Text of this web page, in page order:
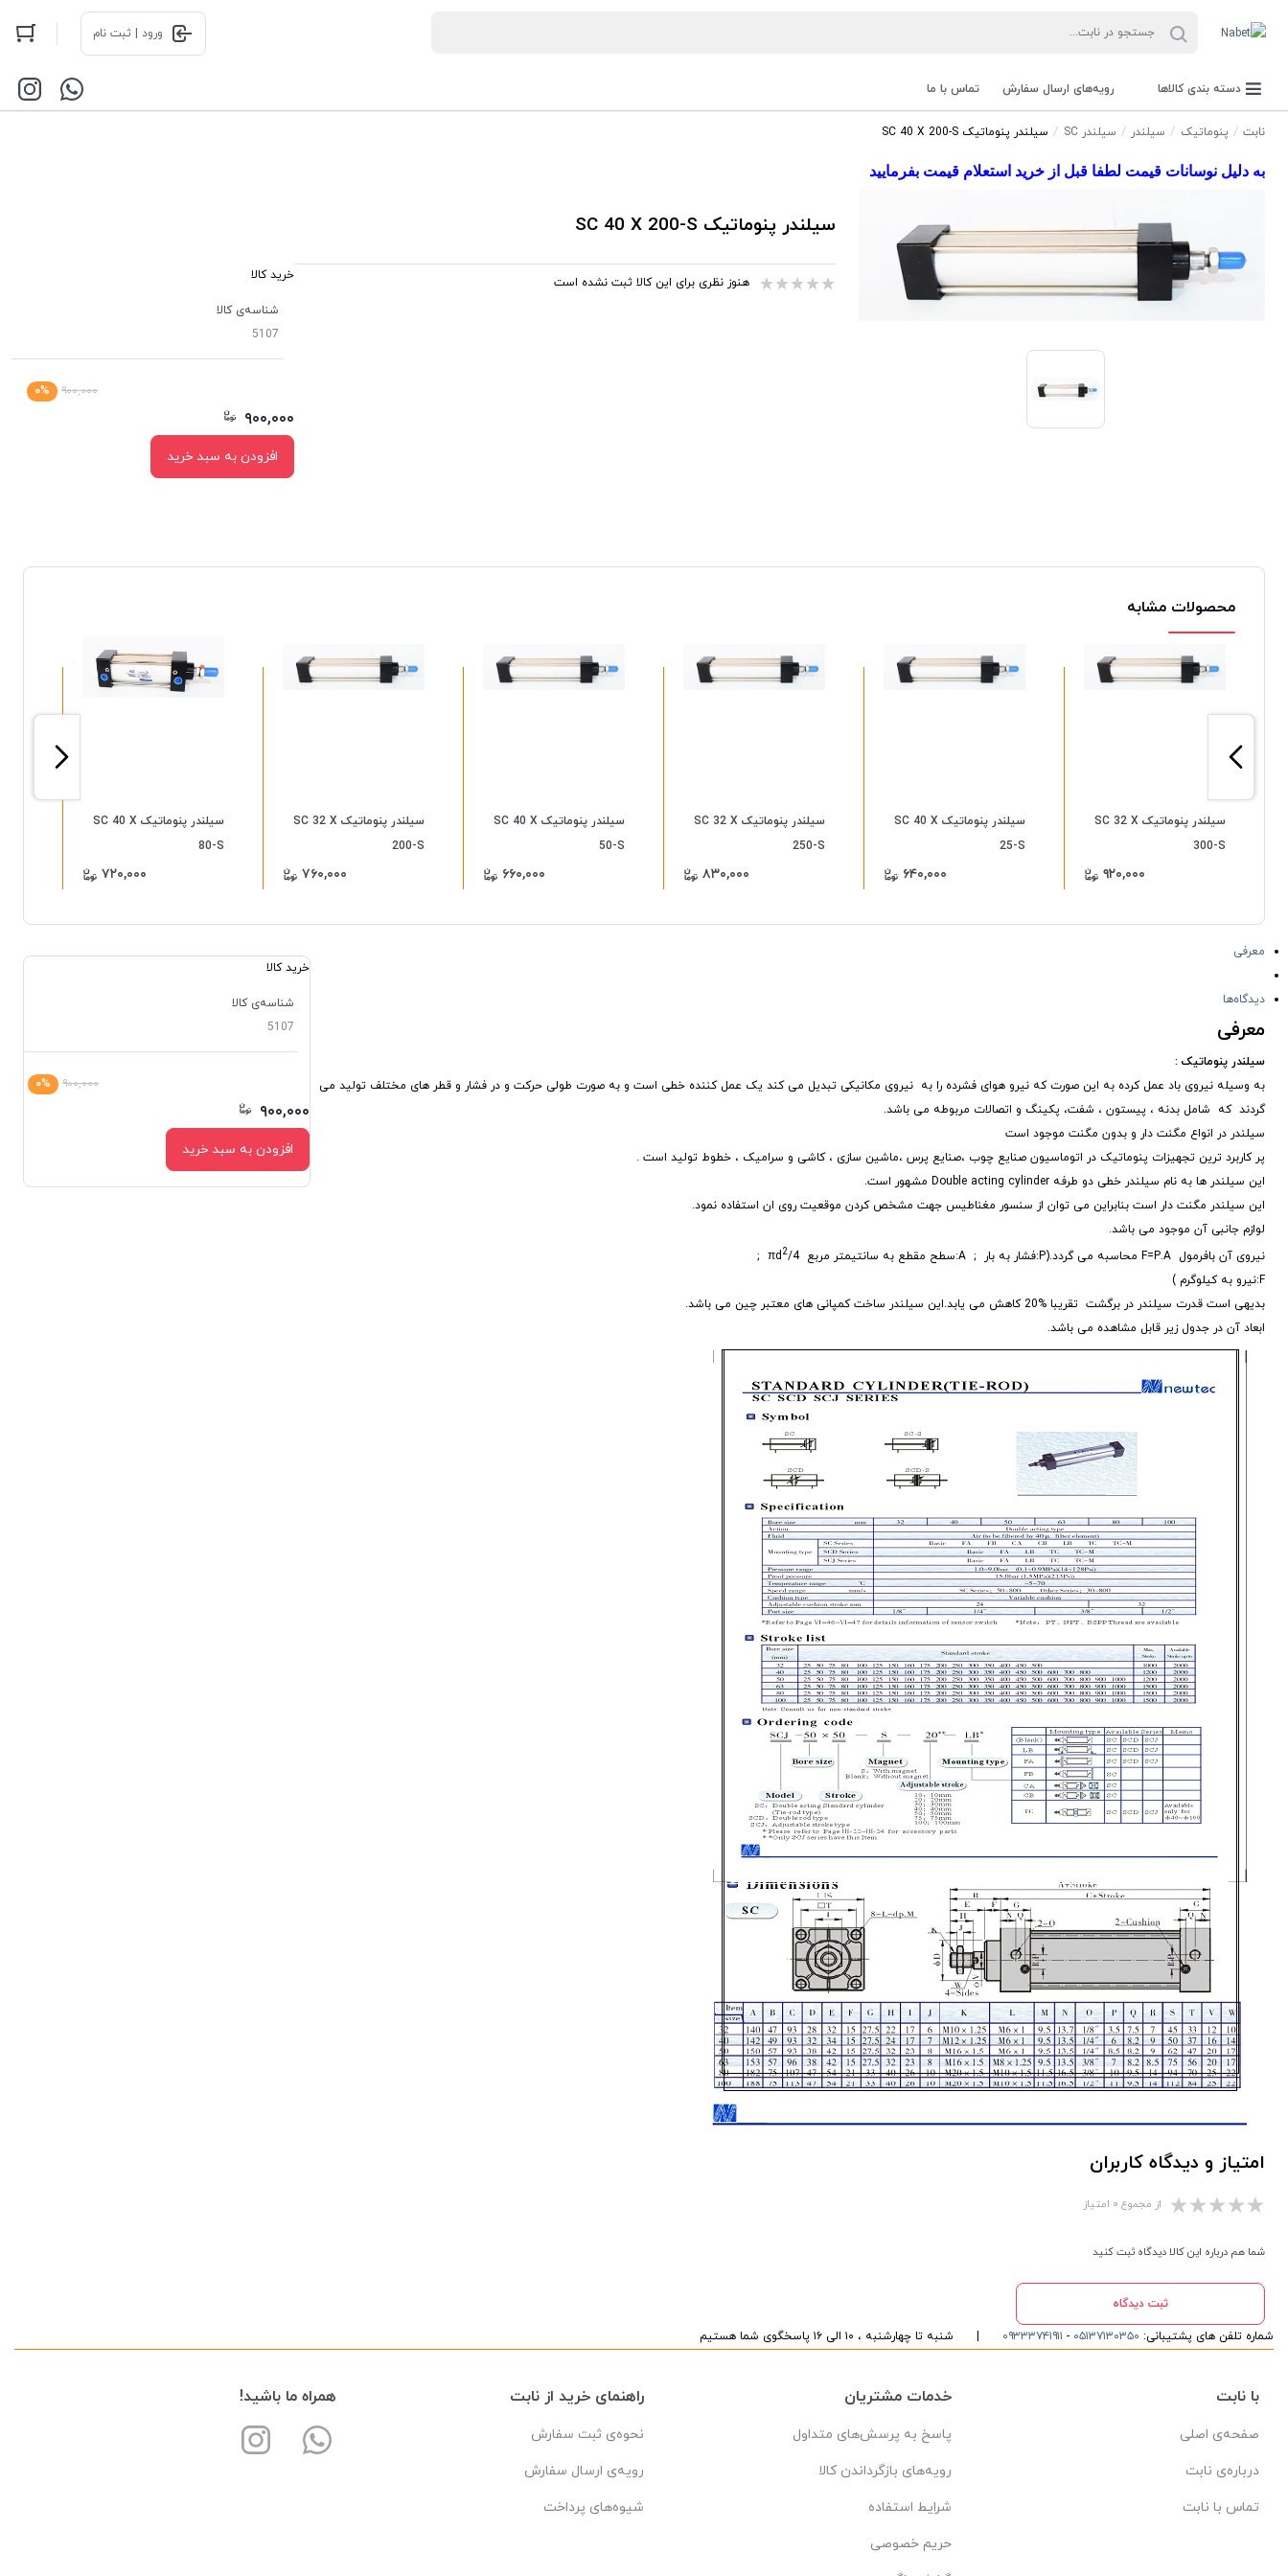
ورود | ثبت نام
دسته بندی کالاها رویه‌های ارسال سفارش تماس با ما
نابت پنوماتیک سیلندر سیلندر SC سیلندر پنوماتیک SC 40 X 200-S
به دلیل نوسانات قیمت لطفا قبل از خرید استعلام قیمت بفرمایید
سیلندر پنوماتیک SC 40 X 200-S
هنوز نظری برای این کالا ثبت نشده است
خرید کالا
شناسه‌ی کالا
5107
۹۰۰,۰۰۰ ۰%
۹۰۰,۰۰۰
افزودن به سبد خرید
محصولات مشابه
سیلندر پنوماتیک SC 32 X
300-S
۹۲۰,۰۰۰
سیلندر پنوماتیک SC 40 X
25-S
۶۴۰,۰۰۰
سیلندر پنوماتیک SC 32 X
250-S
۸۳۰,۰۰۰
سیلندر پنوماتیک SC 40 X
50-S
۶۶۰,۰۰۰
سیلندر پنوماتیک SC 32 X
200-S
۷۶۰,۰۰۰
سیلندر پنوماتیک SC 40 X
80-S
۷۲۰,۰۰۰
معرفی
دیدگاه‌ها
معرفی
سیلندر پنوماتیک :
به وسیله نیروی باد عمل کرده به این صورت که نیرو هوای فشرده را به نیروی مکانیکی تبدیل می کند یک عمل کننده خطی است و به صورت طولی حرکت و در فشار و قطر های مختلف تولید می
گردند که شامل بدنه ، پیستون ، شفت، پکینگ و اتصالات مربوطه می باشد.
سیلندر در انواع مگنت دار و بدون مگنت موجود است
پر کاربرد ترین تجهیزات پنوماتیک در اتوماسیون صنایع چوب ،صنایع پرس ،ماشین سازی ، کاشی و سرامیک ، خطوط تولید است .
این سیلندر ها به نام سیلندر خطی دو طرفه Double acting cylinder مشهور است.
این سیلندر مگنت دار است بنابراین می توان از سنسور مغناطیس جهت مشخص کردن موقعیت روی ان استفاده نمود.
لوازم جانبی آن موجود می باشد.
نیروی آن بافرمول F=P.A محاسبه می گردد.(P:فشار به بار ; A:سطح مقطع به سانتیمتر مربع 4/πd
2
;
F:نیرو به کیلوگرم )
بدیهی است قدرت سیلندر در برگشت تقریبا %20 کاهش می یابد.این سیلندر ساخت کمپانی های معتبر چین می باشد.
ابعاد آن در جدول زیر قابل مشاهده می باشد.
امتیاز و دیدگاه کاربران
از مجموع ۰ امتیاز
شما هم درباره این کالا دیدگاه ثبت کنید
ثبت دیدگاه
خرید کالا
شناسه‌ی کالا
5107
۹۰۰,۰۰۰ ۰%
۹۰۰,۰۰۰
افزودن به سبد خرید
شماره تلفن های پشتیبانی: ۰۵۱۳۷۱۳۰۳۵۰ - ۰۹۳۳۳۷۴۱۹۱۱ شنبه تا چهارشنبه ، ۱۰ الی ۱۶ پاسخگوی شما هستیم
با نابت
صفحه‌ی اصلی
درباره‌ی نابت
تماس با نابت
خدمات مشتریان
پاسخ به پرسش‌های متداول
رویه‌های بازگرداندن کالا
شرایط استفاده
حریم خصوصی
راهنمای خرید از نابت
نحوه‌ی ثبت سفارش
رویه‌ی ارسال سفارش
شیوه‌های پرداخت
همراه ما باشید!